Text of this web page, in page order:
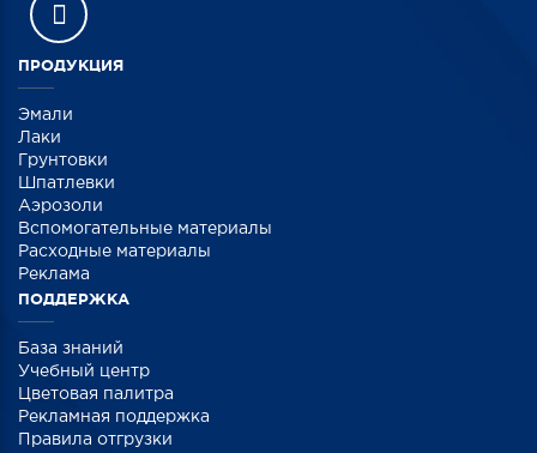
ПРОДУКЦИЯ
Эмали
Лаки
Грунтовки
Шпатлевки
Аэрозоли
Вспомогательные материалы
Расходные материалы
Реклама
ПОДДЕРЖКА
База знаний
Учебный центр
Цветовая палитра
Рекламная поддержка
Правила отгрузки